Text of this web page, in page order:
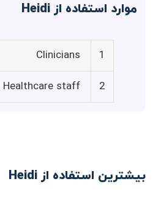
موارد استفاده از Heidi
1
Clinicians
2
Healthcare staff
بیشترین استفاده از Heidi